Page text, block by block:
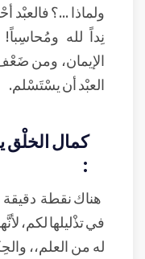
ولماذا ...؟
نِداً لله
الإيمان، ومن
العبْد أن يسْتَسْلم.
كمال
:
هناك نقطة دقيقة
في تذْليلها لكم،
له من العلم،،